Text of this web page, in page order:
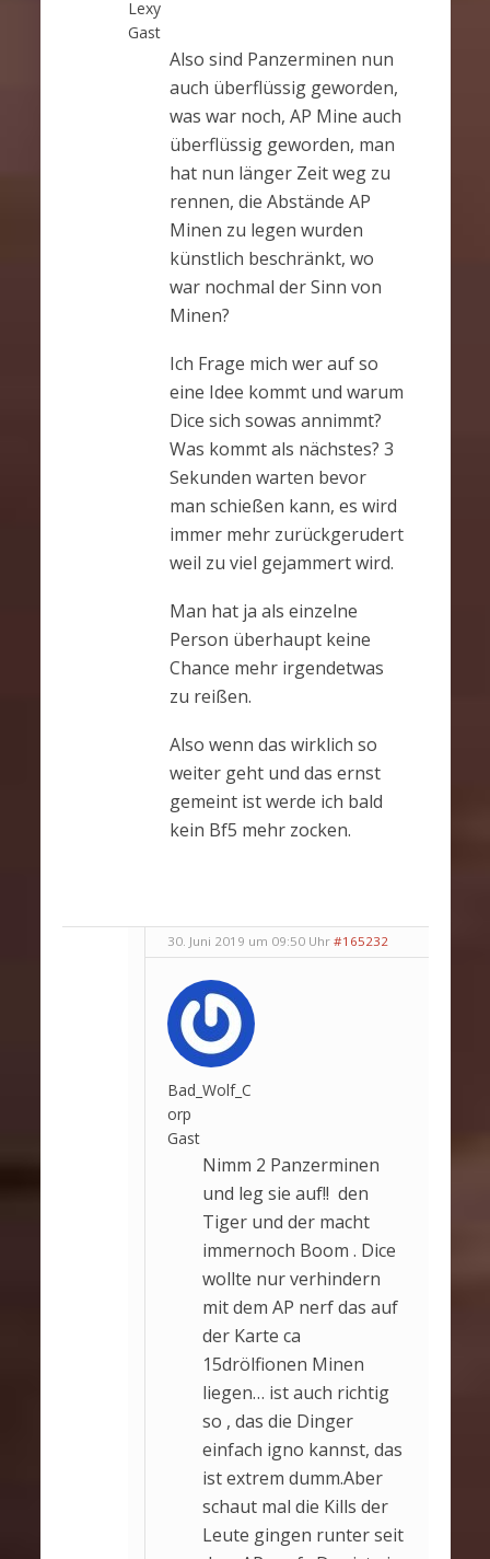
Lexy
Gast
Also sind Panzerminen nun
auch überflüssig geworden,
was war noch, AP Mine auch
überflüssig geworden, man
hat nun länger Zeit weg zu
rennen, die Abstände AP
Minen zu legen wurden
künstlich beschränkt, wo
war nochmal der Sinn von
Minen?
Ich Frage mich wer auf so
eine Idee kommt und warum
Dice sich sowas annimmt?
Was kommt als nächstes? 3
Sekunden warten bevor
man schießen kann, es wird
immer mehr zurückgerudert
weil zu viel gejammert wird.
Man hat ja als einzelne
Person überhaupt keine
Chance mehr irgendetwas
zu reißen.
Also wenn das wirklich so
weiter geht und das ernst
gemeint ist werde ich bald
kein Bf5 mehr zocken.
30. Juni 2019 um 09:50 Uhr #165232
Bad_Wolf_C
orp
Gast
Nimm 2 Panzerminen
und leg sie auf!! den
Tiger und der macht
immernoch Boom . Dice
wollte nur verhindern
mit dem AP nerf das auf
der Karte ca
15drölfionen Minen
liegen… ist auch richtig
so , das die Dinger
einfach igno kannst, das
ist extrem dumm.Aber
schaut mal die Kills der
Leute gingen runter seit